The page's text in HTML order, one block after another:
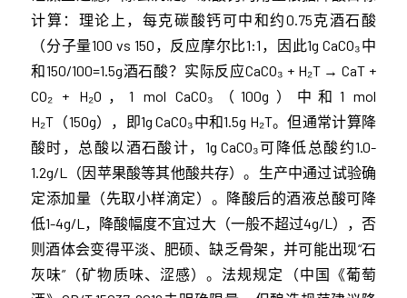
计算：理论上，每克碳酸钙可中和约0.75克酒石酸
（分子量100 vs 150，反应摩尔比1:1，因此1g CaCO₃中
和150/100=1.5g酒石酸？实际反应CaCO₃ + H₂T → CaT +
CO₂ + H₂O，1 mol CaCO₃（100g）中和1 mol
H₂T（150g），即1g CaCO₃中和1.5g H₂T。但通常计算降
酸时，总酸以酒石酸计，1g CaCO₃可降低总酸约1.0-
1.2g/L（因苹果酸等其他酸共存）。生产中通过试验确
定添加量（先取小样滴定）。降酸后的酒液总酸可降
低1-4g/L，降酸幅度不宜过大（一般不超过4g/L），否
则酒体会变得平淡、肥硕、缺乏骨架，并可能出现“石
灰味”（矿物质味、涩感）。法规规定（中国《葡萄